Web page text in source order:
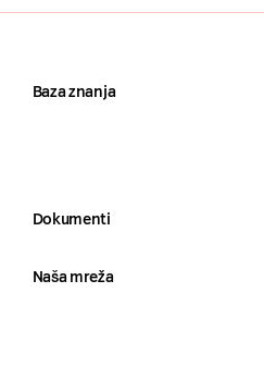
Baza znanja
Dokumenti
Naša mreža